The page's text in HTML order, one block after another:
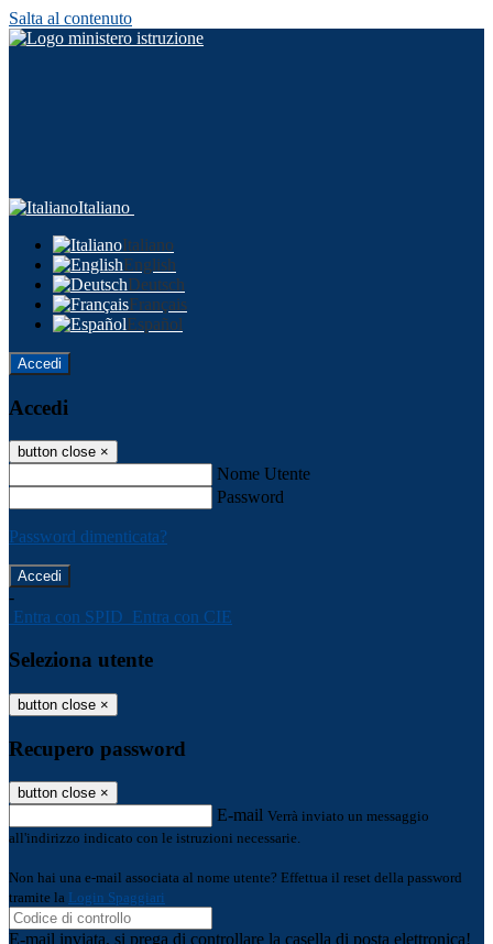
Salta al contenuto
Italiano
Italiano
English
Deutsch
Français
Español
Accedi
Accedi
button close ×
Nome Utente
Password
Password dimenticata?
-
Entra con SPID Entra con CIE
Seleziona utente
button close ×
Recupero password
button close ×
E-mail Verrà inviato un messaggio
all'indirizzo indicato con le istruzioni necessarie.
Non hai una e-mail associata al nome utente? Effettua il reset della password
tramite la Login Spaggiari
E-mail inviata, si prega di controllare la casella di posta elettronica!